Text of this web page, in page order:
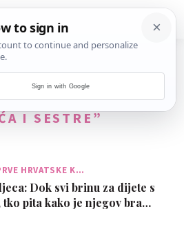
REZULTATA ZA TAG
I SESTRE”
HRVATSKE K…
Dok svi brinu za dijete s
tko pita kako je njegov bra…
Sign in with Google